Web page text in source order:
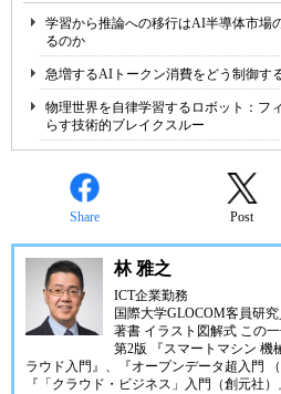
学習から推論への移行はAI半導体市場
るのか
急増するAIトークン消費をどう制御す
物理世界を自律学習するロボット：フ
らす技術的ブレイクスルー
Share Post
林 雅之
ICT企業勤務
国際大学GLOCOM客員研究
著書 イラスト図解式 この
第2版
『スマートマシン 機
ラウド入門』 、 『オープンデータ超入門
『「クラウド・ビジネス」入門（創元社）